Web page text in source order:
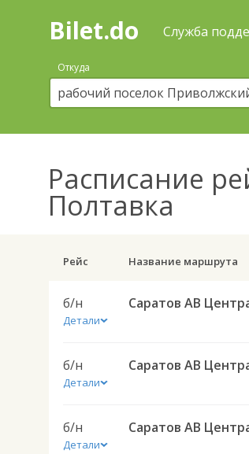
Поиск
покупка
билетов
автобус
онлайн
Bilet.do Служба
Откуда
Расписание
Полтавка
Рейс Название маршрута
б/н
Детали
б/н
Детали
б/н
Детали